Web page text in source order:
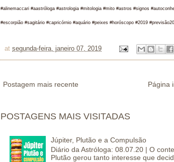
#alinemaccari #aastróloga #astrologia #mitologia #mito #astros #signos
#escorpião #sagitário #capricórnio #aquário #peixes #horóscopo #2019
at segunda-feira, janeiro 07, 2019
Postagem mais recente Página
POSTAGENS MAIS VISITADAS
Júpiter, Plutão e a Compulsão
Diário da Astróloga: 08.07.20 | O
Plutão gerou tanto interesse que